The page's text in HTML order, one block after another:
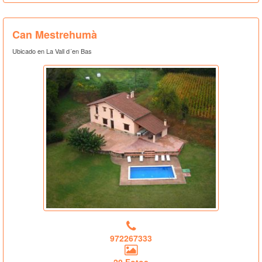
Can Mestrehumà
Ubicado en La Vall d´en Bas
972267333